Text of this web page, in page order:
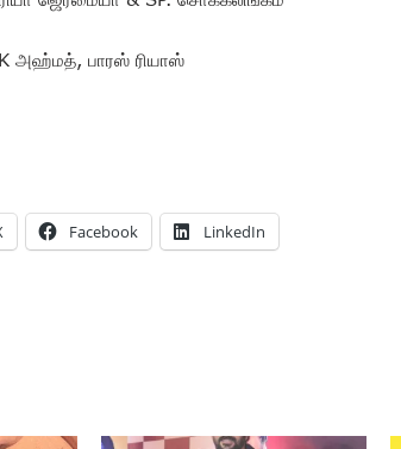
அஹ்மத், பாரஸ் ரியாஸ்
Facebook LinkedIn